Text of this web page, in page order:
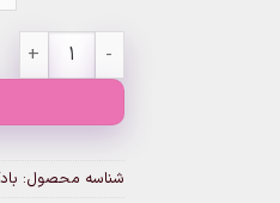
بادکنک فویلی
شناسه محصول: